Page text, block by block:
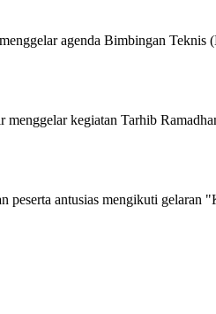
agenda Bimbingan Teknis
kegiatan Tarhib
peserta antusias mengikuti